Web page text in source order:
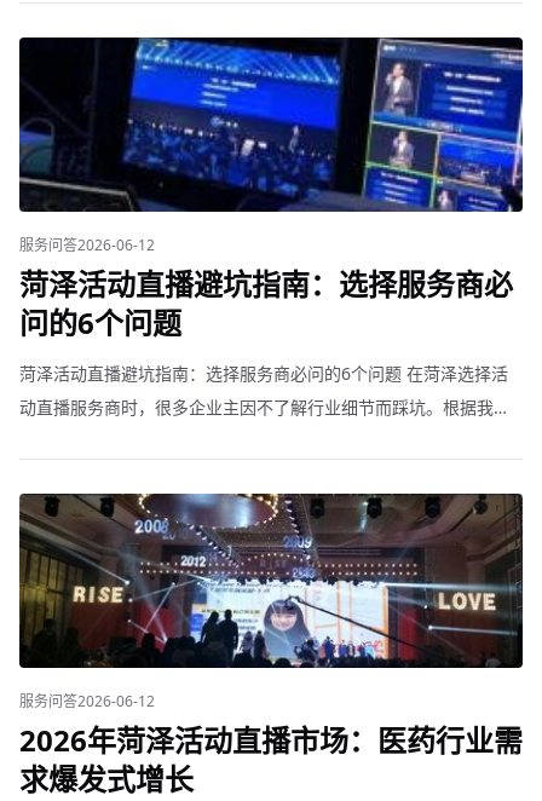
服务问答2026-06-12
菏泽活动直播避坑指南：选择服务商必
问的6个问题
菏泽活动直播避坑指南：选择服务商必问的6个问题 在菏泽选择活
动直播服务商时，很多企业主因不了解行业细节而踩坑。根据我们
服务问答2026-06-12
2026年菏泽活动直播市场：医药行业需
求爆发式增长